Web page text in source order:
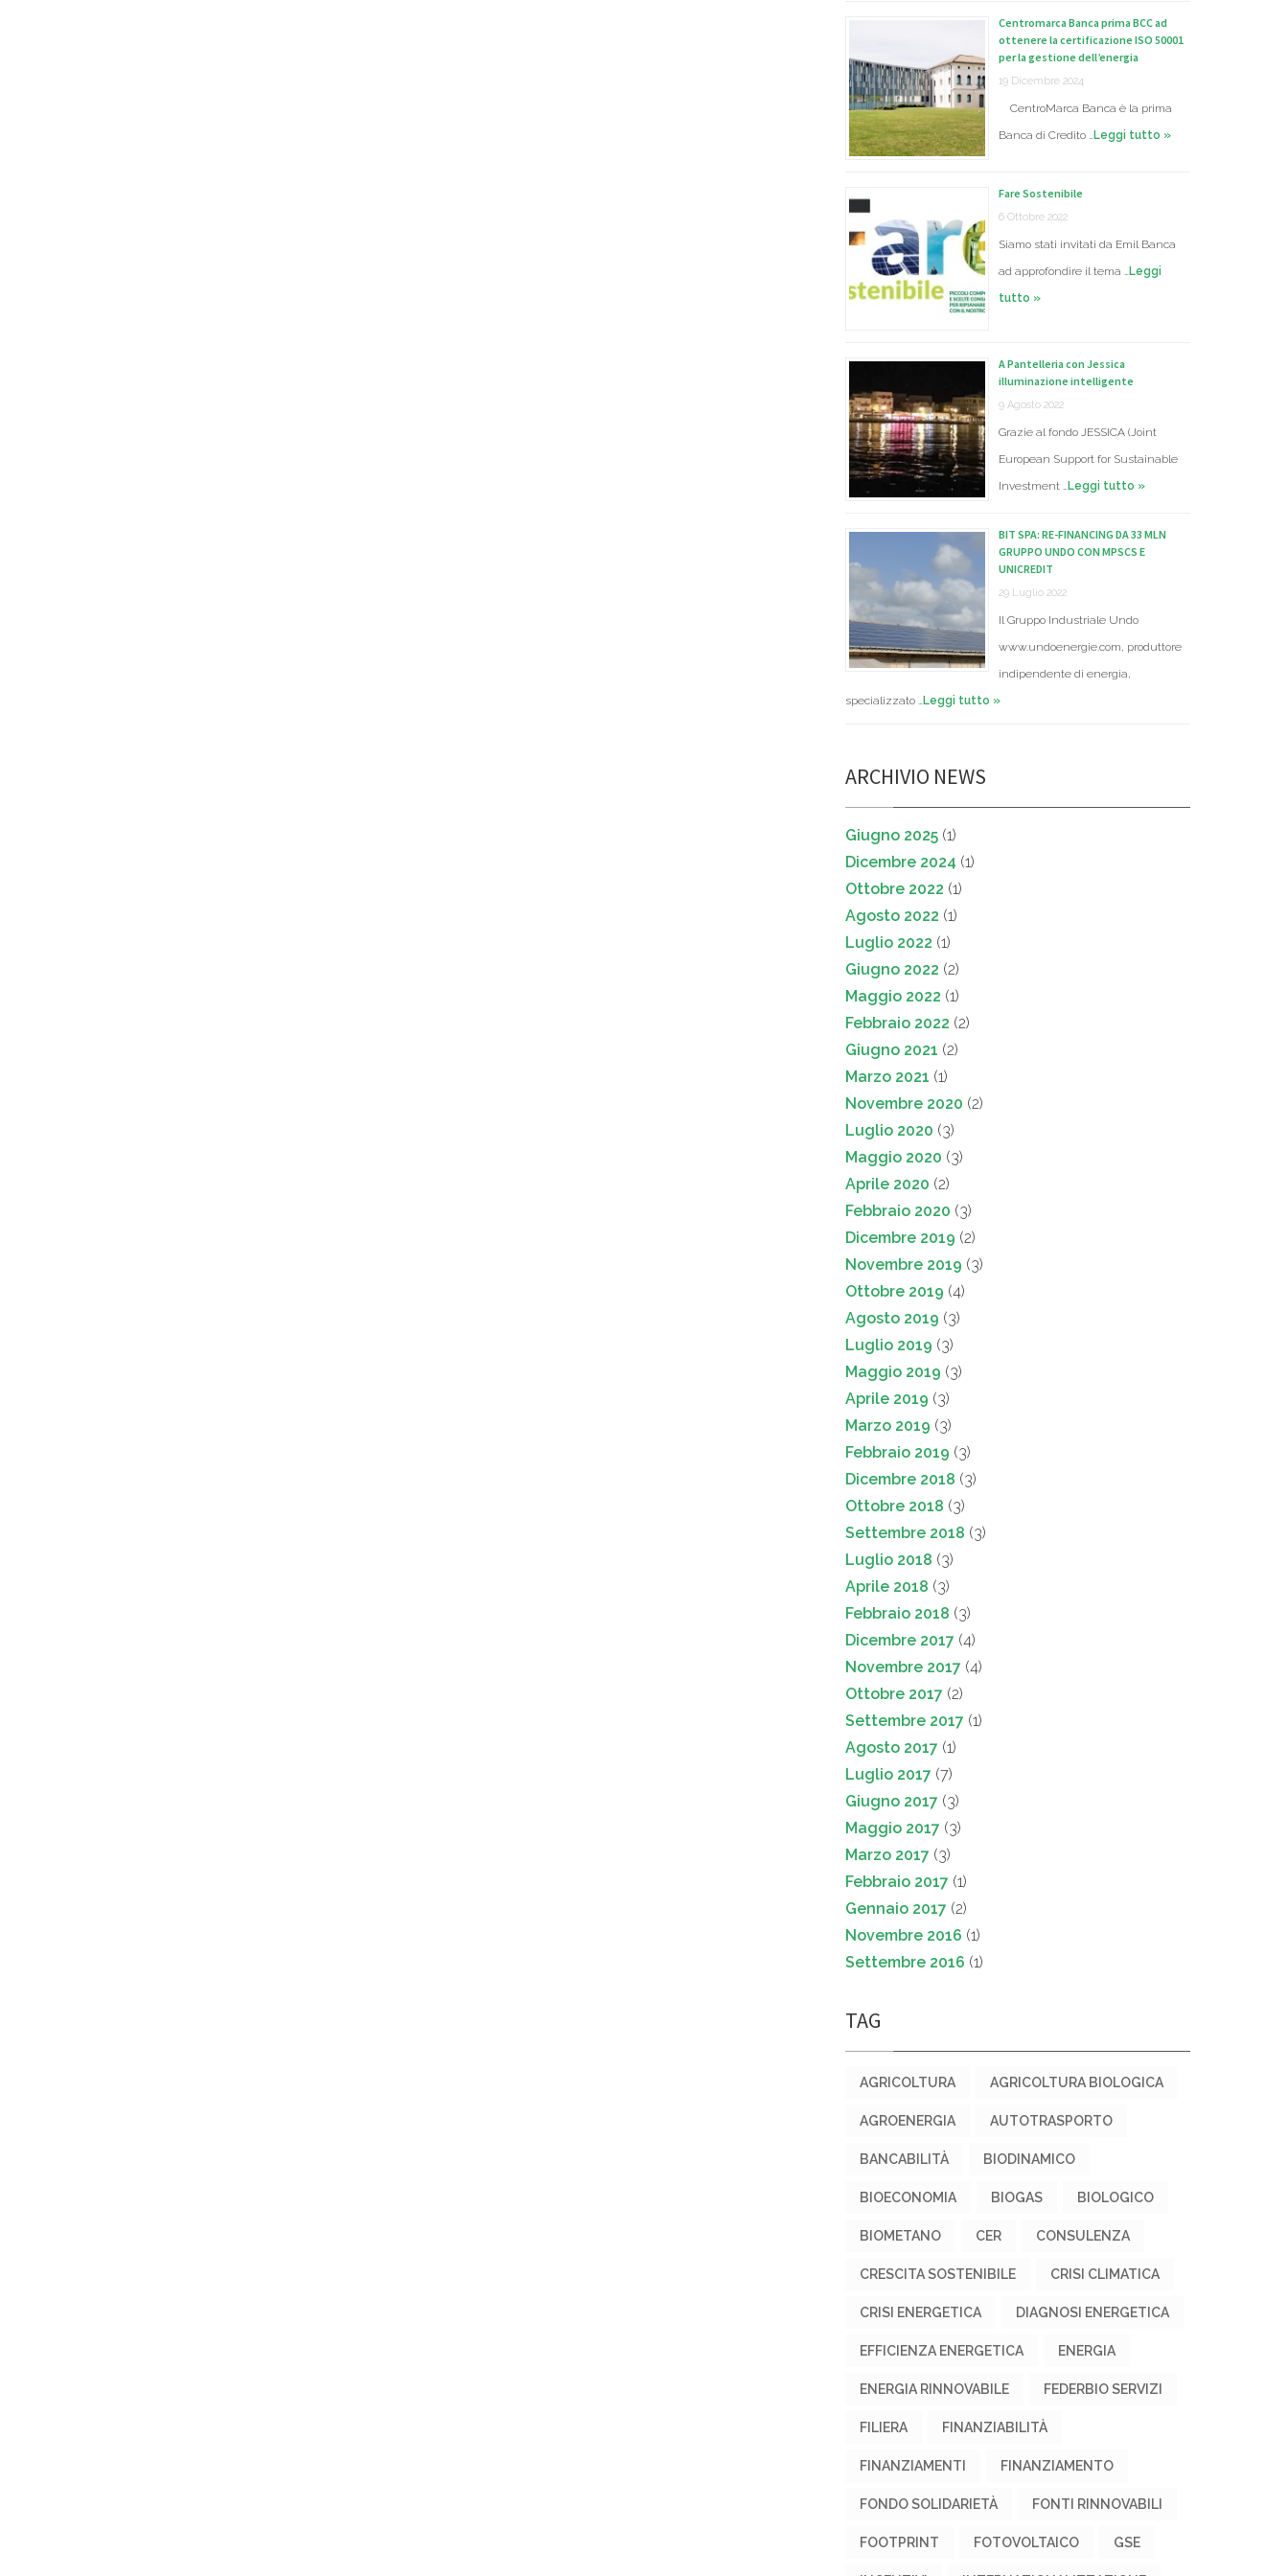
Centromarca Banca prima BCC ad
ottenere la certificazione ISO 50001
per la gestione dell’energia
19 Dicembre 2024
CentroMarca Banca è la prima
Banca di Credito …Leggi tutto »
Fare Sostenibile
6 Ottobre 2022
Siamo stati invitati da Emil Banca
ad approfondire il tema …Leggi
tutto »
A Pantelleria con Jessica
illuminazione intelligente
9 Agosto 2022
Grazie al fondo JESSICA (Joint
European Support for Sustainable
Investment …Leggi tutto »
BIT SPA: RE-FINANCING DA 33 MLN
GRUPPO UNDO CON MPSCS E
UNICREDIT
29 Luglio 2022
Il Gruppo Industriale Undo
www.undoenergie.com, produttore
indipendente di energia,
specializzato …Leggi tutto »
ARCHIVIO NEWS
Giugno 2025 (1)
Dicembre 2024 (1)
Ottobre 2022 (1)
Agosto 2022 (1)
Luglio 2022 (1)
Giugno 2022 (2)
Maggio 2022 (1)
Febbraio 2022 (2)
Giugno 2021 (2)
Marzo 2021 (1)
Novembre 2020 (2)
Luglio 2020 (3)
Maggio 2020 (3)
Aprile 2020 (2)
Febbraio 2020 (3)
Dicembre 2019 (2)
Novembre 2019 (3)
Ottobre 2019 (4)
Agosto 2019 (3)
Luglio 2019 (3)
Maggio 2019 (3)
Aprile 2019 (3)
Marzo 2019 (3)
Febbraio 2019 (3)
Dicembre 2018 (3)
Ottobre 2018 (3)
Settembre 2018 (3)
Luglio 2018 (3)
Aprile 2018 (3)
Febbraio 2018 (3)
Dicembre 2017 (4)
Novembre 2017 (4)
Ottobre 2017 (2)
Settembre 2017 (1)
Agosto 2017 (1)
Luglio 2017 (7)
Giugno 2017 (3)
Maggio 2017 (3)
Marzo 2017 (3)
Febbraio 2017 (1)
Gennaio 2017 (2)
Novembre 2016 (1)
Settembre 2016 (1)
TAG
AGRICOLTURA AGRICOLTURA BIOLOGICA
AGROENERGIA AUTOTRASPORTO
BANCABILITÀ BIODINAMICO
BIOECONOMIA BIOGAS BIOLOGICO
BIOMETANO CER CONSULENZA
CRESCITA SOSTENIBILE CRISI CLIMATICA
CRISI ENERGETICA DIAGNOSI ENERGETICA
EFFICIENZA ENERGETICA ENERGIA
ENERGIA RINNOVABILE FEDERBIO SERVIZI
FILIERA FINANZIABILITÀ
FINANZIAMENTI FINANZIAMENTO
FONDO SOLIDARIETÀ FONTI RINNOVABILI
FOOTPRINT FOTOVOLTAICO GSE